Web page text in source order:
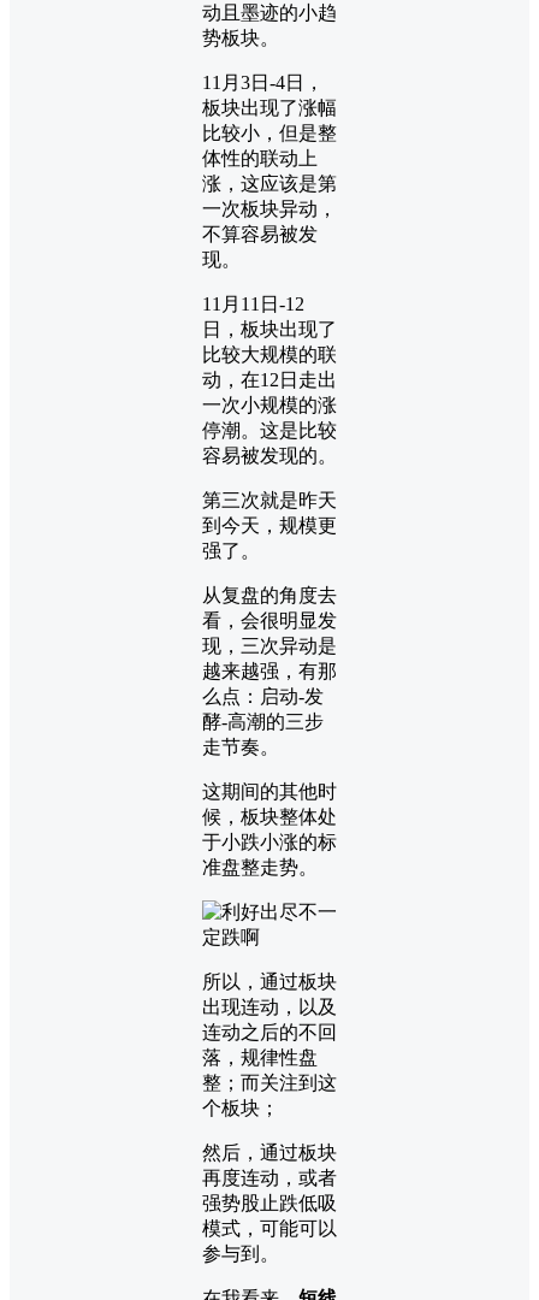
动且墨迹的小趋
势板块。
11月3日-4日，
板块出现了涨幅
比较小，但是整
体性的联动上
涨，这应该是第
一次板块异动，
不算容易被发
现。
11月11日-12
日，板块出现了
比较大规模的联
动，在12日走出
一次小规模的涨
停潮。这是比较
容易被发现的。
第三次就是昨天
到今天，规模更
强了。
从复盘的角度去
看，会很明显发
现，三次异动是
越来越强，有那
么点：启动-发
酵-高潮的三步
走节奏。
这期间的其他时
候，板块整体处
于小跌小涨的标
准盘整走势。
所以，通过板块
出现连动，以及
连动之后的不回
落，规律性盘
整；而关注到这
个板块；
然后，通过板块
再度连动，或者
强势股止跌低吸
模式，可能可以
参与到。